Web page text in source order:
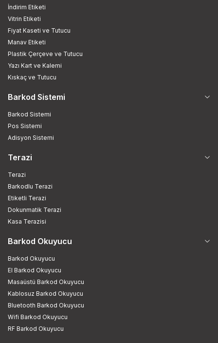
İndirim Etiketi
Vitrin Etiketi
Fiyat Kaseti ve Tutucu
Manav Etiketi
Plastik Çerçeve ve Tutucu
Yazı Kart ve Kalemi
Kıskaç ve Tutucu
Barkod Sistemi
Barkod Sistemi
Pos Sistemi
Adisyon Sistemi
Terazi
Terazi
Barkodlu Terazi
Etiketli Terazi
Dokunmatik Terazi
Kasa Terazisi
Barkod Okuyucu
Barkod Okuyucu
El Barkod Okuyucu
Masaüstü Barkod Okuyucu
Kablosuz Barkod Okuyucu
Bluetooth Barkod Okuyucu
Wifi Barkod Okuyucu
RF Barkod Okuyucu